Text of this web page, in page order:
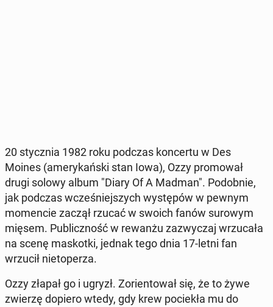
20 stycz­nia 1982 roku podczas kon­cer­tu w Des
Moines (ame­ry­kań­ski stan Iowa), Ozzy pro­mo­wał
drugi solowy album "Diary Of A Madman". Po­dob­nie,
jak podczas wcze­śniej­szych wy­stę­pów w pewnym
mo­men­cie zaczął rzucać w swoich fanów surowym
mięsem. Pu­blicz­ność w rewanżu za­zwy­czaj wrzu­ca­ła
na scenę ma­skot­ki, jednak tego dnia 17-letni fan
wrzucił nie­to­pe­rza.
Ozzy złapał go i ugryzł. Zo­rien­to­wał się, że to żywe
zwierzę dopiero wtedy, gdy krew po­cie­kła mu do